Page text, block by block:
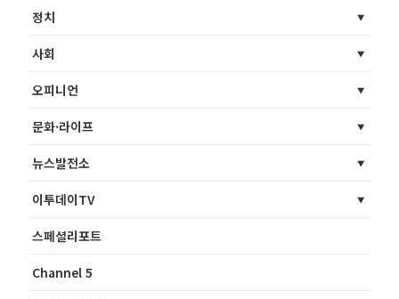
정치
사회
오피니언
문화·라이프
뉴스발전소
이투데이TV
스페셜리포트
Channel 5